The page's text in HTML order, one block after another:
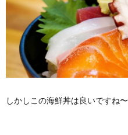
しかしこの海鮮丼は良いですね〜